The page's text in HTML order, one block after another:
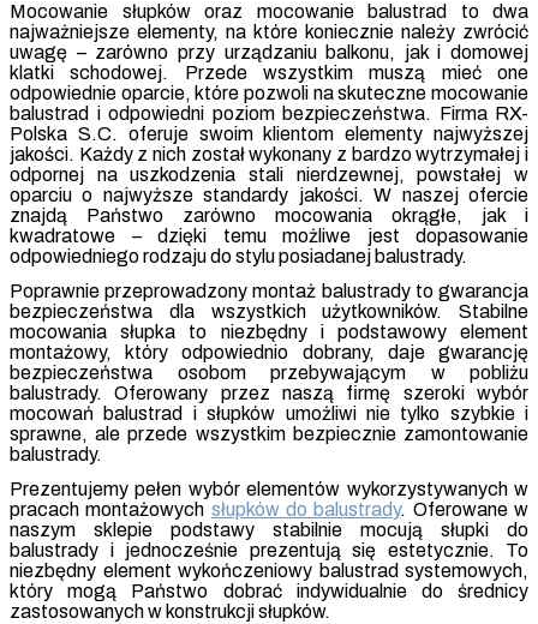
Mocowanie słupków oraz mocowanie balustrad to dwa
najważniejsze elementy, na które koniecznie należy zwrócić
uwagę – zarówno przy urządzaniu balkonu, jak i domowej
klatki schodowej. Przede wszystkim muszą mieć one
odpowiednie oparcie, które pozwoli na skuteczne mocowanie
balustrad i odpowiedni poziom bezpieczeństwa. Firma RX-
Polska S.C. oferuje swoim klientom elementy najwyższej
jakości. Każdy z nich został wykonany z bardzo wytrzymałej i
odpornej na uszkodzenia stali nierdzewnej, powstałej w
oparciu o najwyższe standardy jakości. W naszej ofercie
znajdą Państwo zarówno mocowania okrągłe, jak i
kwadratowe – dzięki temu możliwe jest dopasowanie
odpowiedniego rodzaju do stylu posiadanej balustrady.
Poprawnie przeprowadzony montaż balustrady to gwarancja
bezpieczeństwa dla wszystkich użytkowników. Stabilne
mocowania słupka to niezbędny i podstawowy element
montażowy, który odpowiednio dobrany, daje gwarancję
bezpieczeństwa osobom przebywającym w pobliżu
balustrady. Oferowany przez naszą firmę szeroki wybór
mocowań balustrad i słupków umożliwi nie tylko szybkie i
sprawne, ale przede wszystkim bezpiecznie zamontowanie
balustrady.
Prezentujemy pełen wybór elementów wykorzystywanych w
pracach montażowych słupków do balustrady. Oferowane w
naszym sklepie podstawy stabilnie mocują słupki do
balustrady i jednocześnie prezentują się estetycznie. To
niezbędny element wykończeniowy balustrad systemowych,
który mogą Państwo dobrać indywidualnie do średnicy
zastosowanych w konstrukcji słupków.